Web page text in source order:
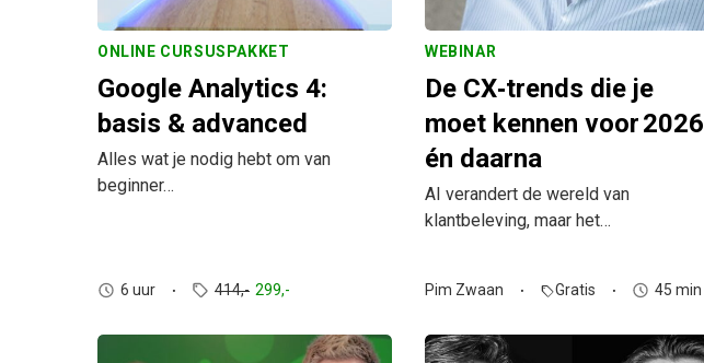
ONLINE CURSUSPAKKET
Google Analytics 4:
basis & advanced
Alles wat je nodig hebt om van
beginner…
6 uur 414,- 299,-
WEBINAR
De CX‑trends die je
moet kennen voor 2026
én daarna
AI verandert de wereld van
klantbeleving, maar het…
Pim Zwaan sellGratis 45 min